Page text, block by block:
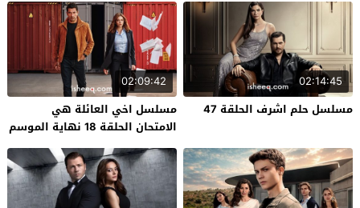
02:14:45
مسلسل حلم اشرف الحلقة 47
02:09:42
مسلسل اخي العائلة هي
الامتحان الحلقة 18 نهاية الموسم